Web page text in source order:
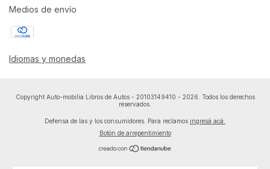
Medios de envío
Idiomas y monedas
Copyright Auto-mobilia Libros de Autos - 20103149410 - 2026. Todos los derechos
reservados.
Defensa de las y los consumidores. Para reclamos ingresá acá.
Botón de arrepentimiento